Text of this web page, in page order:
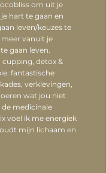
om uit je
hart te gaan en
leven/keuzes te
vanuit je
gaan leven.
detox &
fantastische
verklevingen,
wat jou niet
medicinale
voel ik me energiek
mijn lichaam en